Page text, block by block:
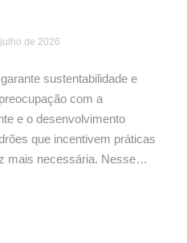
de 2026
sustentabilidade e
com a
e o desenvolvimento
que incentivem práticas
mais necessária. Nesse…